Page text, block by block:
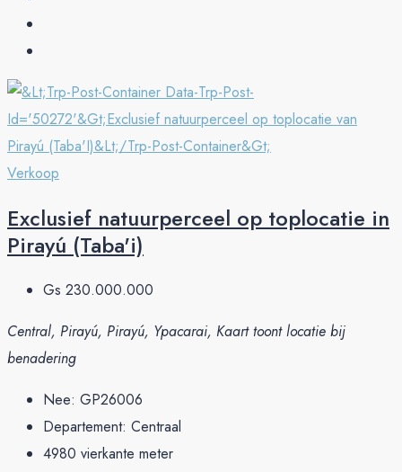
Verkoop
Exclusief natuurperceel op toplocatie in
Pirayú (Taba'i)
Gs 230.000.000
Central, Pirayú, Pirayú, Ypacarai, Kaart toont locatie bij
benadering
Nee: GP26006
Departement: Centraal
4980 vierkante meter